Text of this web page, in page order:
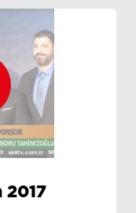
2017